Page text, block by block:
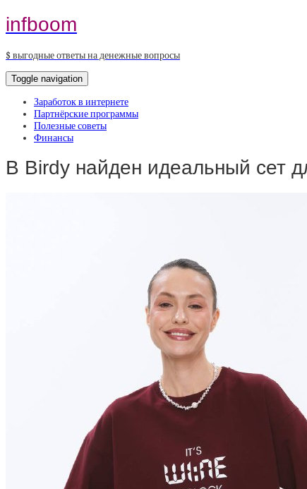
infboom
$ выгодные ответы на денежные вопросы
Toggle navigation
Заработок в интернете
Партнёрские программы
Полезные советы
Финансы
В Birdy найден идеальный сет